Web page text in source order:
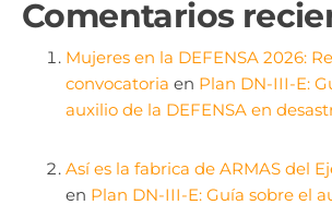
Comentarios
Mujeres en la DEFENSA 2026:
convocatoria en Plan DN-III-E:
auxilio de la DEFENSA en
Así es la fabrica de ARMAS del
en Plan DN-III-E: Guía sobre el